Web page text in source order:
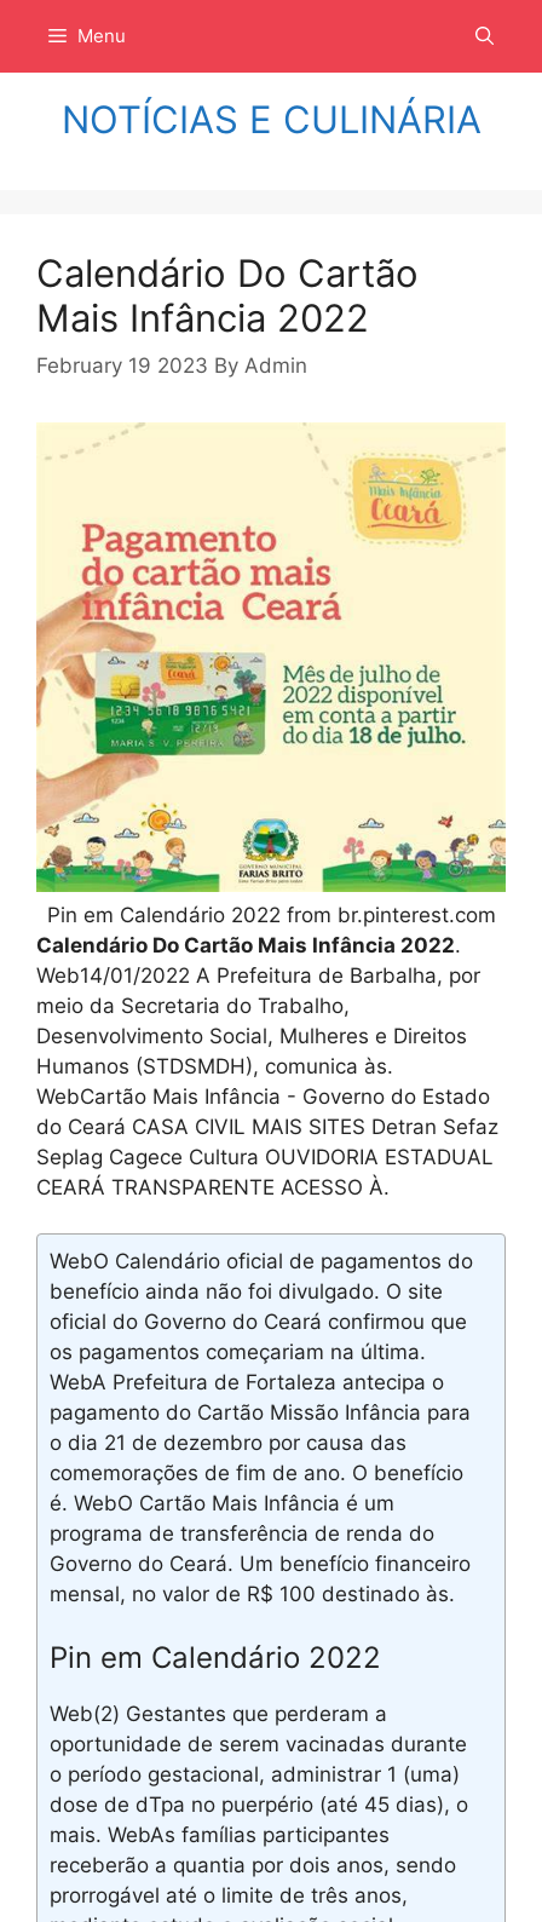
isi
Menu
NOTÍCIAS E CULINÁRIA
Calendário Do Cartão
Mais Infância 2022
February 19 2023 By Admin
Pin em Calendário 2022 from br.pinterest.com
Calendário Do Cartão Mais Infância 2022.
Web14/01/2022 A Prefeitura de Barbalha, por
meio da Secretaria do Trabalho,
Desenvolvimento Social, Mulheres e Direitos
Humanos (STDSMDH), comunica às.
WebCartão Mais Infância - Governo do Estado
do Ceará CASA CIVIL MAIS SITES Detran Sefaz
Seplag Cagece Cultura OUVIDORIA ESTADUAL
CEARÁ TRANSPARENTE ACESSO À.
WebO Calendário oficial de pagamentos do
benefício ainda não foi divulgado. O site
oficial do Governo do Ceará confirmou que
os pagamentos começariam na última.
WebA Prefeitura de Fortaleza antecipa o
pagamento do Cartão Missão Infância para
o dia 21 de dezembro por causa das
comemorações de fim de ano. O benefício
é. WebO Cartão Mais Infância é um
programa de transferência de renda do
Governo do Ceará. Um benefício financeiro
mensal, no valor de R$ 100 destinado às.
Pin em Calendário 2022
Web(2) Gestantes que perderam a
oportunidade de serem vacinadas durante
o período gestacional, administrar 1 (uma)
dose de dTpa no puerpério (até 45 dias), o
mais. WebAs famílias participantes
receberão a quantia por dois anos, sendo
prorrogável até o limite de três anos,